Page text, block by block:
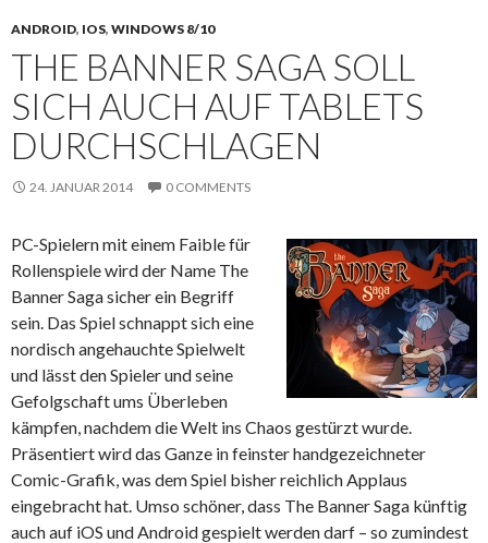
ANDROID, IOS, WINDOWS 8/10
THE BANNER SAGA SOLL
SICH AUCH AUF TABLETS
DURCHSCHLAGEN
24. JANUAR 2014 0 COMMENTS
PC-Spielern mit einem Faible für
Rollenspiele wird der Name The
Banner Saga sicher ein Begriff
sein. Das Spiel schnappt sich eine
nordisch angehauchte Spielwelt
und lässt den Spieler und seine
Gefolgschaft ums Überleben
kämpfen, nachdem die Welt ins Chaos gestürzt wurde.
Präsentiert wird das Ganze in feinster handgezeichneter
Comic-Grafik, was dem Spiel bisher reichlich Applaus
eingebracht hat. Umso schöner, dass The Banner Saga künftig
auch auf iOS und Android gespielt werden darf – so zumindest